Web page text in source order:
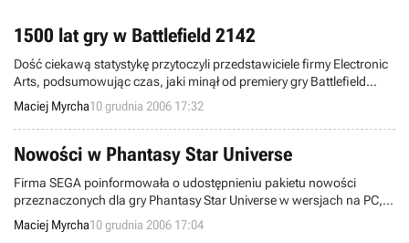
1500 lat gry w Battlefield 2142
Dość ciekawą statystykę przytoczyli przedstawiciele firmy Electronic
Arts, podsumowując czas, jaki minął od premiery gry Battlefield
2142. Otóż od 18 października, kiedy to wspomniana pozycja
zadebiutowała na rynku, rozegrano ponad milion walk, w czasie
których wystrzelono prawie 9 miliardów pocisków.
Maciej Myrcha10 grudnia 2006 17:32
Nowości w Phantasy Star Universe
Firma SEGA poinformowała o udostępnieniu pakietu nowości
przeznaczonych dla gry Phantasy Star Universe w wersjach na PC,
Xbox 360 oraz PS2. Przygotowane dodatki z pewnością wprowadzą
świeży powiew do rozgrywki.
Maciej Myrcha10 grudnia 2006 17:04